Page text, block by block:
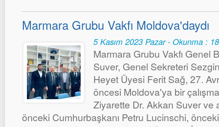
Marmara Grubu Vakfı Moldova'daydı
5 Kasım 2023 Pazar - Okunma :
Marmara Grubu Vakfı Genel
Suver, Genel Sekreteri
Heyet Üyesi Ferit Sağ, 27.
öncesi Moldova'ya bir
Ziyarette Dr. Akkan Suver ve
önceki Cumhurbaşkanı Petru Lucinschi,